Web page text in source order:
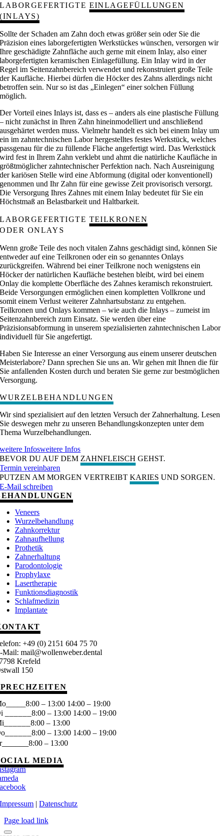
LABORGEFERTIGTE EINLAGEFÜLLUNGEN
(INLAYS)
Sollte der Schaden am Zahn doch etwas größer sein oder Sie die
Präzision eines laborgefertigten Werkstückes wünschen, versorgen wir
Ihre geschädigte Zahnfläche auch gerne mit einem Inlay, also einer
laborgefertigten keramischen Einlagefüllung. Ein Inlay wird in der
Regel im Seitenzahnbereich verwendet und rekonstruiert große Teile
der Kaufläche. Hierbei dürfen die Höcker des Zahns allerdings nicht
betroffen sein. Nur so ist das „Einlegen“ einer solchen Füllung
möglich.
Der Vorteil eines Inlays ist, dass es – anders als eine plastische Füllung
– nicht zunächst in Ihren Zahn hineinmodelliert und anschließend
ausgehärtet werden muss. Vielmehr handelt es sich bei einem Inlay um
ein im zahntechnischen Labor hergestelltes festes Werkstück, welches
passgenau für die zu füllende Fläche angefertigt wird. Das Werkstück
wird fest in Ihrem Zahn verklebt und ahmt die natürliche Kaufläche in
größtmöglicher zahntechnischer Perfektion nach. Nach Ausreinigung
der kariösen Stelle wird eine Abformung (digital oder konventionell)
genommen und Ihr Zahn für eine gewisse Zeit provisorisch versorgt.
Die Versorgung Ihres Zahnes mit einem Inlay bedeutet für Sie ein
Höchstmaß an Belastbarkeit und Haltbarkeit.
LABORGEFERTIGTE TEILKRONEN
ODER ONLAYS
Wenn große Teile des noch vitalen Zahns geschädigt sind, können Sie
entweder auf eine Teilkronen oder ein so genanntes Onlays
zurückgreifen. Während bei einer Teilkrone noch wenigstens ein
Höcker der natürlichen Kaufläche bestehen bleibt, wird bei einem
Onlay die komplette Oberfläche des Zahnes keramisch rekonstruiert.
Beide Versorgungen ermöglichen einen kompletten Vollkrone und
somit einem Verlust weiterer Zahnhartsubstanz zu entgehen.
Teilkronen und Onlays kommen – wie auch die Inlays – zumeist im
Seitenzahnbereich zum Einsatz. Sie werden über eine
Präzisionsabformung in unserem spezialisierten zahntechnischen Labor
individuell für Sie angefertigt.
Haben Sie Interesse an einer Versorgung aus einem unserer deutschen
Meisterlabore? Dann sprechen Sie uns an. Wir gehen mit Ihnen die für
Sie anfallenden Kosten durch und beraten Sie gerne zur bestmöglichen
Versorgung.
WURZELBEHANDLUNGEN
Wir sind spezialisiert auf den letzten Versuch der Zahnerhaltung. Lesen
Sie deswegen mehr zu unseren Behandlungskonzepten unter dem
Thema Wurzelbehandlungen.
weitere Infosweitere Infos
BEVOR DU AUF DEM ZAHNFLEISCH GEHST.
Termin vereinbaren
PUTZEN AM MORGEN VERTREIBTKARIES UND SORGEN.
E-Mail schreiben
Veneers
Wurzelbehandlung
Zahnkorrektur
Zahnaufhellung
Prothetik
Zahnerhaltung
Parodontologie
Prophylaxe
Lasertherapie
Funktionsdiagnostik
Schlafmedizin
Implantate
+49 (0) 2151 604 75 70
Mail: mail@wollenweber.dental
Krefeld
150
– 13:00 14:00 – 19:00
______8:00 – 13:00 14:00 – 19:00
______8:00 – 13:00
______8:00 – 13:00 14:00 – 19:00
______8:00 – 13:00
MEDIA
Impressum |Datenschutz
Page load link